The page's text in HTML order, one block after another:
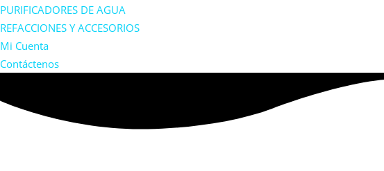
PURIFICADORES DE AGUA
REFACCIONES Y ACCESORIOS
Mi Cuenta
Contáctenos